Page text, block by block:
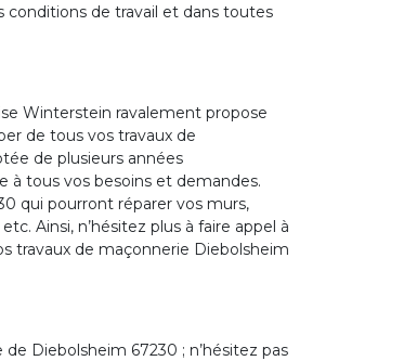
de travail et dans toutes
Winterstein ravalement propose
de tous vos travaux de
de plusieurs années
à tous vos besoins et demandes.
qui pourront réparer vos murs,
Ainsi, n’hésitez plus à faire appel à
travaux de maçonnerie Diebolsheim
Diebolsheim 67230 ; n’hésitez pas